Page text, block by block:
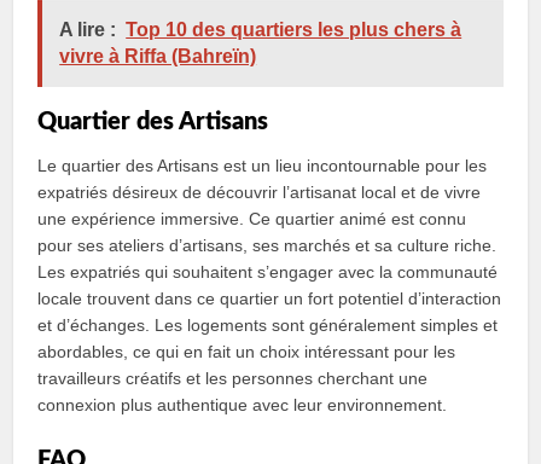
A lire : Top 10 des quartiers les plus chers à
vivre à Riffa (Bahreïn)
Quartier des Artisans
Le quartier des Artisans est un lieu incontournable pour les
expatriés désireux de découvrir l’artisanat local et de vivre
une expérience immersive. Ce quartier animé est connu
pour ses ateliers d’artisans, ses marchés et sa culture riche.
Les expatriés qui souhaitent s’engager avec la communauté
locale trouvent dans ce quartier un fort potentiel d’interaction
et d’échanges. Les logements sont généralement simples et
abordables, ce qui en fait un choix intéressant pour les
travailleurs créatifs et les personnes cherchant une
connexion plus authentique avec leur environnement.